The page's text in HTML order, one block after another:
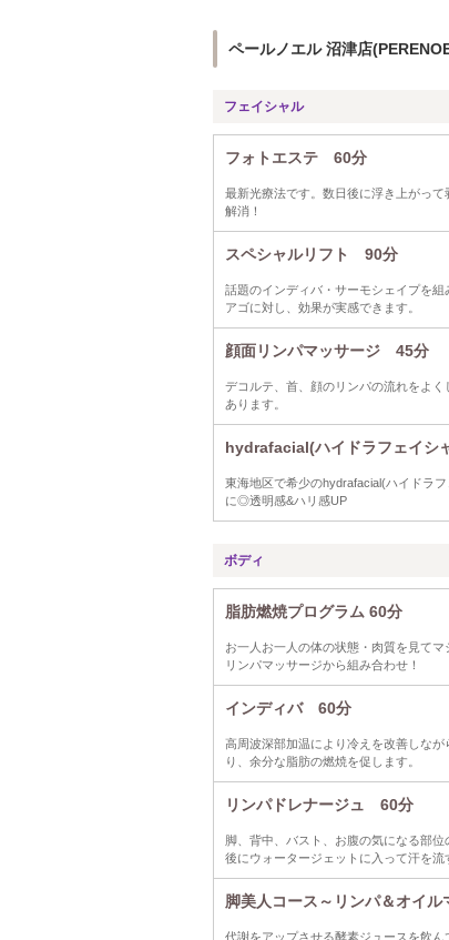
ペールノエル 沼津店
フェイシャル
フォトエステ 60分
最新光療法です。数日後に浮き上がっ
解消！
スペシャルリフト 90分
話題のインディバ・サーモシェイプを
アゴに対し、効果が実感できます。
顔面リンパマッサージ 45分
デコルテ、首、顔のリンパの流れをよ
あります。
hydrafacial(ハイドラフェイシ
東海地区で希少のhydrafacial(ハイドラ
に◎透明感&ハリ感UP
ボディ
脂肪燃焼プログラム 60分
お一人お一人の体の状態・肉質を見て
リンパマッサージから組み合わせ！
インディバ 60分
高周波深部加温により冷えを改善しな
り、余分な脂肪の燃焼を促します。
リンパドレナージュ 60分
脚、背中、バスト、お腹の気になる部
後にウォータージェットに入って汗を流
脚美人コース～リンパ＆オイ
代謝をアップさせる酵素ジュースを飲